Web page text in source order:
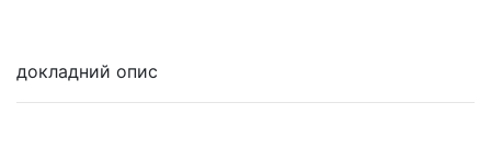
докладний опис